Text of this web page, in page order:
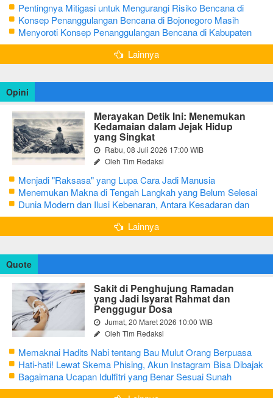
Pentingnya Mitigasi untuk Mengurangi Risiko Bencana di
Bojonegoro
Konsep Penanggulangan Bencana di Bojonegoro Masih
Mengutamakan Tanggap Darurat
Menyoroti Konsep Penanggulangan Bencana di Kabupaten
Bojonegoro
Lainnya
Opini
Merayakan Detik Ini: Menemukan
Kedamaian dalam Jejak Hidup
yang Singkat
Rabu, 08 Juli 2026 17:00 WIB
Oleh Tim Redaksi
Menjadi "Raksasa" yang Lupa Cara Jadi Manusia
Menemukan Makna di Tengah Langkah yang Belum Selesai
Dunia Modern dan Ilusi Kebenaran, Antara Kesadaran dan
terjebak Tipu Daya
Lainnya
Quote
Sakit di Penghujung Ramadan
yang Jadi Isyarat Rahmat dan
Penggugur Dosa
Jumat, 20 Maret 2026 10:00 WIB
Oleh Tim Redaksi
Memaknai Hadits Nabi tentang Bau Mulut Orang Berpuasa
Secara Bijak Agar Tidak Menggangu
Hati-hati! Lewat Skema Phising, Akun Instagram Bisa Dibajak
Kurang dari 3 Menit
Bagaimana Ucapan Idulfitri yang Benar Sesuai Sunah
Rasulullah